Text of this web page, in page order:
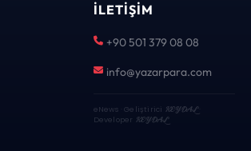
İLETIŞIM
+90 501 379 08 08
info@yazarpara.com
eNews · Geliştirici KEYDAL·
Developer KEYDAL